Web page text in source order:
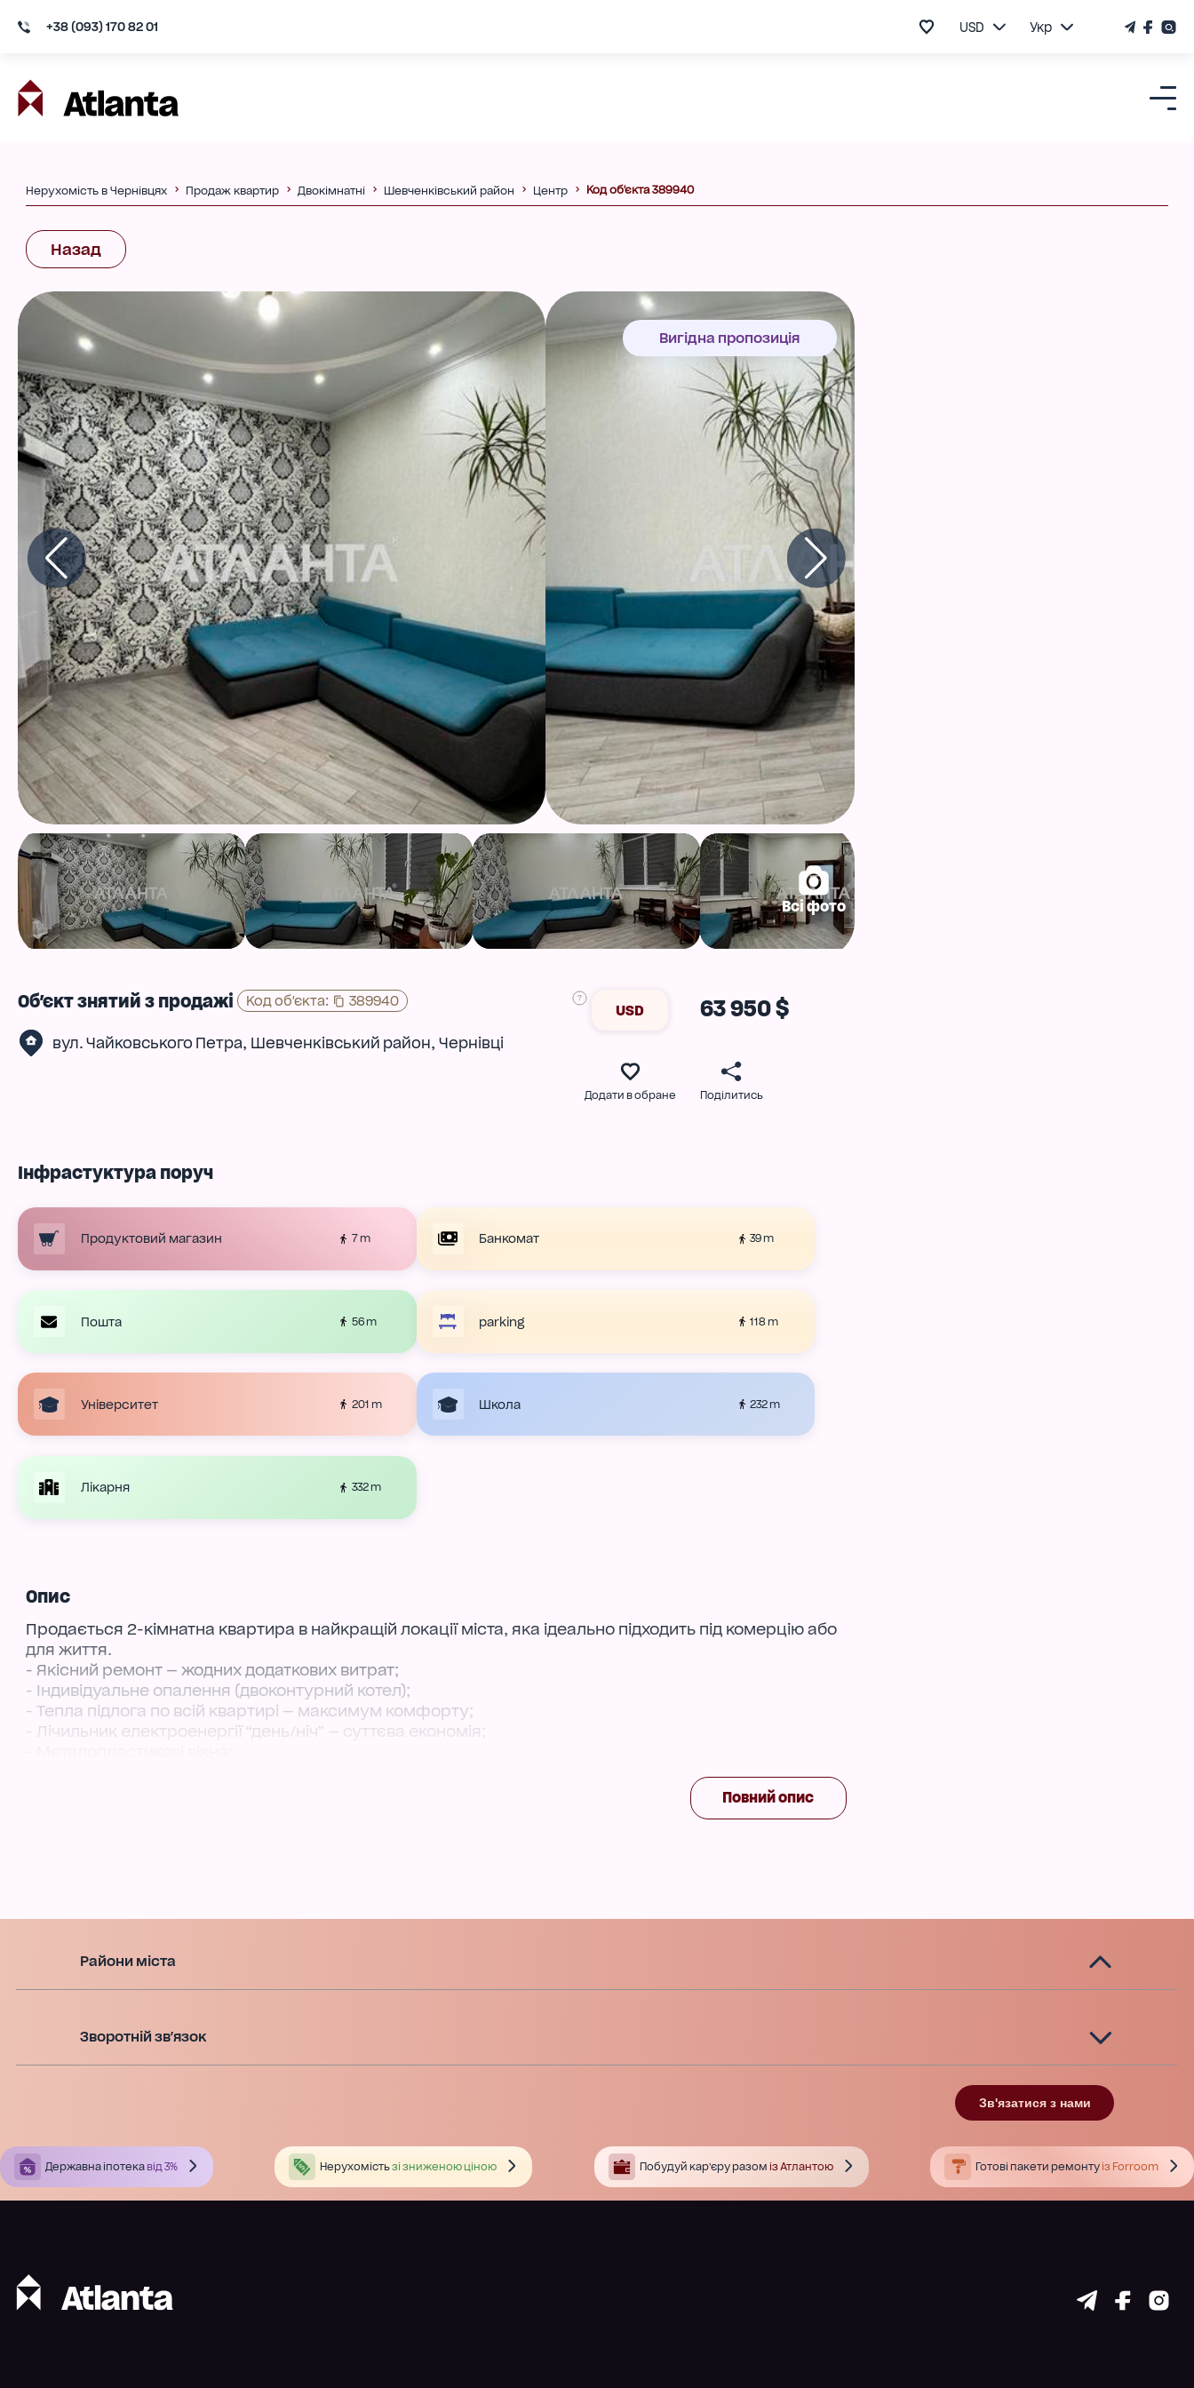
+38 (093) 170 82 01 USD Укр
Нерухомість в Чернівцях Продаж квартир Двокімнатні Шевченківський район Центр Код об'єкта 389940
Назад
Вигідна пропозиція
Всі фото
Об'єкт знятий з продажі Код об'єкта: 389940
вул. Чайковського Петра, Шевченківський район, Чернівці
USD 63 950 $
Додати в обране Поділитись
Інфрастуктура поруч
Продуктовий магазин 7 m Банкомат 39 m
Пошта 56 m parking 118 m
Університет 201 m Школа 232 m
Лікарня 332 m
Опис
Продається 2-кімнатна квартира в найкращій локації міста, яка ідеально підходить під комерцію або
для життя.
- Якісний ремонт — жодних додаткових витрат;
- Індивідуальне опалення (двоконтурний котел);
- Тепла підлога по всій квартирі — максимум комфорту;
- Лічильник електроенергії “день/ніч” — суттєва економія;
Об’єкт, який працює на вас.
Повний опис
Райони міста
Зворотній зв'язок
Зв'язатися з нами
Державна іпотека від 3% Нерухомістьзі зниженою ціною Побудуй кар’єру разом із Атлантою Готові пакети ремонтуіз Forroom